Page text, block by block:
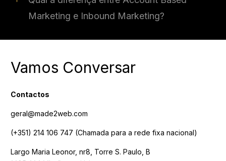
Marketing e Inbound Marketing?
Vamos Conversar
Contactos
geral@made2web.com
(+351) 214 106 747 (Chamada para a rede fixa nacional)
Largo Maria Leonor, nr8, Torre S. Paulo, B